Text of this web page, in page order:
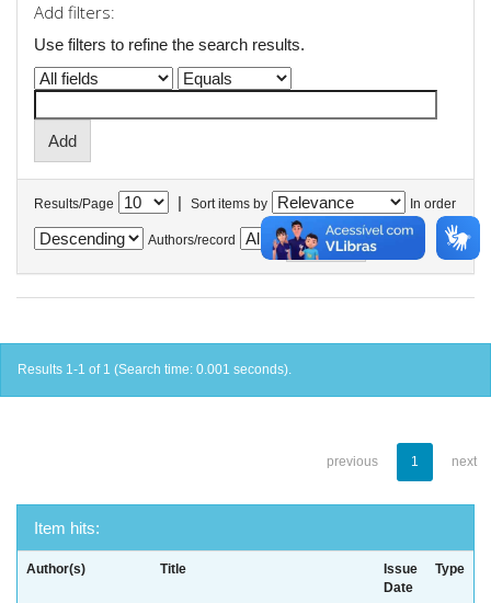
Add filters:
Use filters to refine the search results.
Results/Page | Sort items by In order
Authors/record
Results 1-1 of 1 (Search time: 0.001 seconds).
previous 1 next
Item hits:
Author(s) Title
Issue
Date
Type